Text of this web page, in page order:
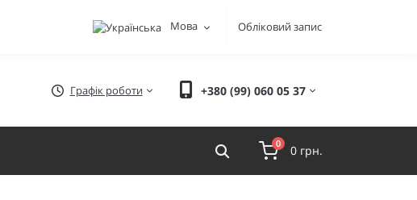
Мова Обліковий запис
Графік роботи +380 (99) 060 05 37
0 0 грн.